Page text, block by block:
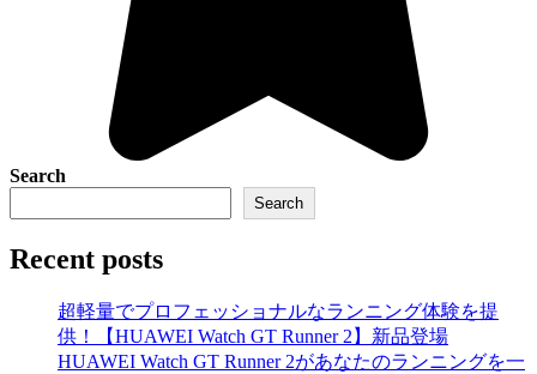
Search
Search
Recent posts
超軽量でプロフェッショナルなランニング体験を提
供！【HUAWEI Watch GT Runner 2】新品登場
HUAWEI Watch GT Runner 2があなたのランニングを一